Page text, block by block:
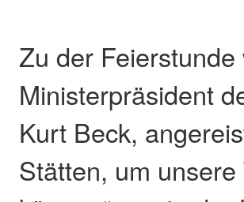
Zu der
Ministerpräsident
Kurt Beck,
Stätten, um